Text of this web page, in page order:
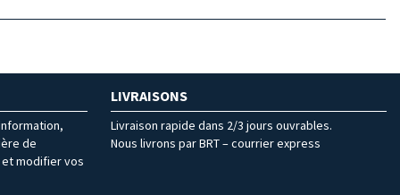
de
modifier vos
LIVRAISONS
Livraison rapide dans 2/3 jours ouvrables.
Nous livrons par BRT – courrier express